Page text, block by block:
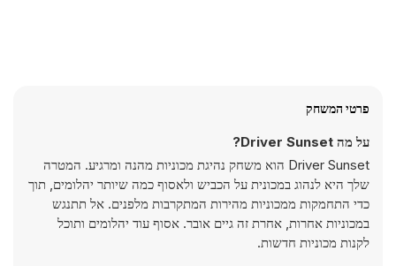
פרטי המשחק
על מה Driver Sunset?
Driver Sunset הוא משחק נהיגת מכוניות מהנה ומרגיע. המטרה
שלך היא לנהוג במכונית על הכביש ולאסוף כמה שיותר יהלומים, תוך
כדי התחמקות ממכוניות מהירות המתקרבות מלפנים. אל תתנגש
במכוניות אחרות, אחרת זה גיים אובר. אסוף עוד יהלומים ותוכל
לקנות מכוניות חדשות.